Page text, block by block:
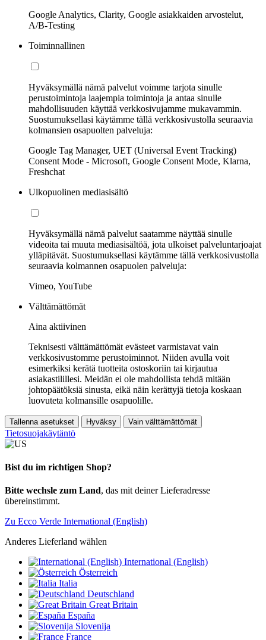
Google Analytics, Clarity, Google asiakkaiden arvostelut,
A/B-Testing
Toiminnallinen
Hyväksymällä nämä palvelut voimme tarjota sinulle
perustoimintoja laajempia toimintoja ja antaa sinulle
mahdollisuuden käyttää verkkosivujamme mukavammin.
Suostumuksellasi käytämme tällä verkkosivustolla seuraavia
kolmansien osapuolten palveluja:
Google Tag Manager, UET (Universal Event Tracking)
Consent Mode - Microsoft, Google Consent Mode, Klarna,
Freshchat
Ulkopuolinen mediasisältö
Hyväksymällä nämä palvelut saatamme näyttää sinulle
videoita tai muuta mediasisältöä, jota ulkoiset palveluntarjoajat
ylläpitävät. Suostumuksellasi käytämme tällä verkkosivustolla
seuraavia kolmannen osapuolen palveluja:
Vimeo, YouTube
Välttämättömät
Aina aktiivinen
Teknisesti välttämättömät evästeet varmistavat vain
verkkosivustomme perustoiminnot. Niiden avulla voit
esimerkiksi kerätä tuotteita ostoskoriin tai kirjautua
asiakastilillesi. Meidän ei ole mahdollista tehdä mitään
johtopäätöksiä sinusta, eikä näin kerättyjä tietoja koskaan
luovuteta kolmansille osapuolille.
Tallenna asetukset Hyväksy Vain välttämättömät
Tietosuojakäytäntö
Bist du im richtigen Shop?
Bitte wechsle zum Land, das mit deiner Lieferadresse
übereinstimmt.
Zu Ecco Verde International (English)
Anderes Lieferland wählen
International (English)
Österreich
Italia
Deutschland
Great Britain
España
Slovenija
France